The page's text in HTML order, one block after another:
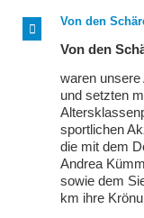
–
Von den
Von den
waren
und setzten
sportlichen
die mit dem
Andrea
sowie dem
km ihre